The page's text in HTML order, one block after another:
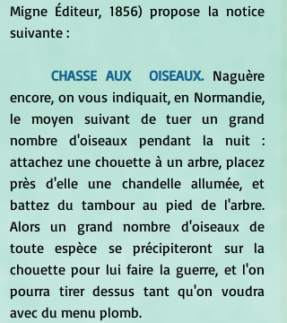
Migne Éditeur, 1856) propose la notice
suivante :
CHASSE AUX  OISEAUX. Naguère
encore, on vous indiquait, en Normandie,
le moyen suivant de tuer un grand
nombre d'oiseaux pendant la nuit :
attachez une chouette à un arbre, placez
près d'elle une chandelle allumée, et
battez du tambour au pied de l'arbre.
Alors un grand nombre d'oiseaux de
toute espèce se précipiteront sur la
chouette pour lui faire la guerre, et l'on
pourra tirer dessus tant qu'on voudra
avec du menu plomb.